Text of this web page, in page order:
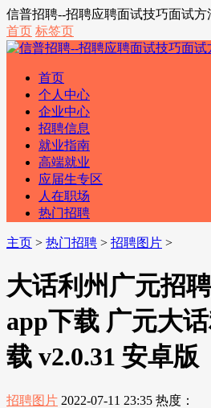
信普招聘--招聘应聘面试技巧面试方
首页 标签页
首页
个人中心
企业中心
招聘信息
就业指南
高端就业
应届生专区
人在职场
热门招聘
主页 > 热门招聘 > 招聘图片 >
大话利州广元招
app下载 广元大
载 v2.0.31 安卓版
招聘图片 2022-07-11 23:35 热度：